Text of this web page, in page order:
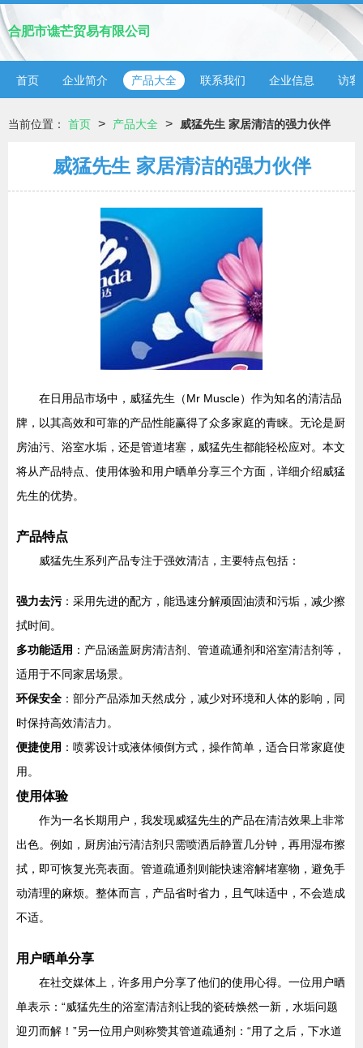
合肥市谯芒贸易有限公司
首页 企业简介 产品大全 联系我们 企业信息 访客
当前位置： 首页 > 产品大全 > 威猛先生 家居清洁的强力伙伴
威猛先生 家居清洁的强力伙伴
在日用品市场中，威猛先生（Mr Muscle）作为知名的清洁品
牌，以其高效和可靠的产品性能赢得了众多家庭的青睐。无论是厨
房油污、浴室水垢，还是管道堵塞，威猛先生都能轻松应对。本文
将从产品特点、使用体验和用户晒单分享三个方面，详细介绍威猛
先生的优势。
产品特点
威猛先生系列产品专注于强效清洁，主要特点包括：
强力去污 ：采用先进的配方，能迅速分解顽固油渍和污垢，减少擦
拭时间。
多功能适用 ：产品涵盖厨房清洁剂、管道疏通剂和浴室清洁剂等，
适用于不同家居场景。
环保安全 ：部分产品添加天然成分，减少对环境和人体的影响，同
时保持高效清洁力。
便捷使用 ：喷雾设计或液体倾倒方式，操作简单，适合日常家庭使
用。
使用体验
作为一名长期用户，我发现威猛先生的产品在清洁效果上非常
出色。例如，厨房油污清洁剂只需喷洒后静置几分钟，再用湿布擦
拭，即可恢复光亮表面。管道疏通剂则能快速溶解堵塞物，避免手
动清理的麻烦。整体而言，产品省时省力，且气味适中，不会造成
不适。
用户晒单分享
在社交媒体上，许多用户分享了他们的使用心得。一位用户晒
单表示：“威猛先生的浴室清洁剂让我的瓷砖焕然一新，水垢问题
迎刃而解！”另一位用户则称赞其管道疏通剂：“用了之后，下水道